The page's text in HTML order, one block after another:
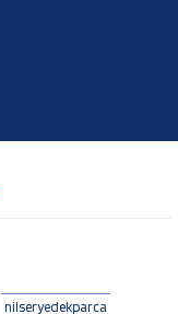
nilseryedekparca